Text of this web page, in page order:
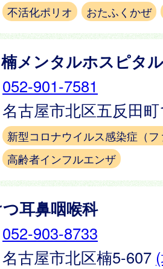
不活化ポリオ
おたふくかぜ
メンタルホスピタル
052-901-7581
名古屋市北区五反田
新型コロナウイルス感染症（
高齢者インフルエンザ
耳鼻咽喉科
052-903-8733
名古屋市北区楠5-607